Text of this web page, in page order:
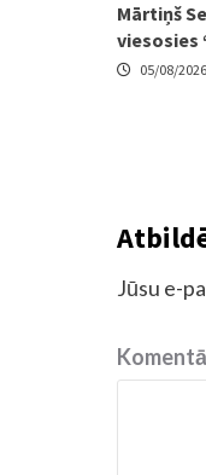
Mārtiņš
viesosies
05/08/2026
Jūsu e-